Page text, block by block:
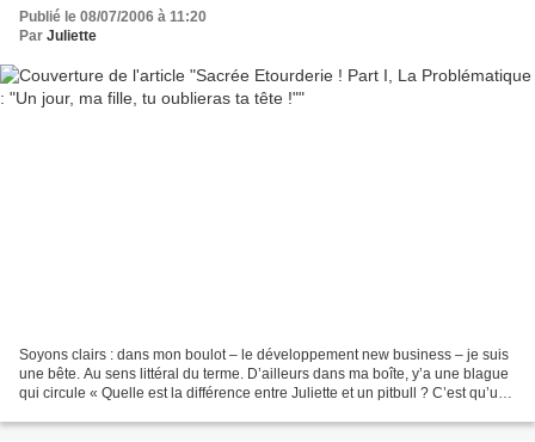
Publié le 08/07/2006 à 11:20
Par Juliette
Soyons clairs : dans mon boulot – le développement new business – je suis
une bête. Au sens littéral du terme. D’ailleurs dans ma boîte, y’a une blague
qui circule « Quelle est la différence entre Juliette et un pitbull ? C’est qu’un